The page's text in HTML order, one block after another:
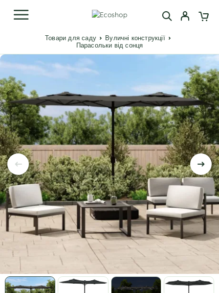
Товари для саду
Вуличні конструкції
Парасольки від сонця